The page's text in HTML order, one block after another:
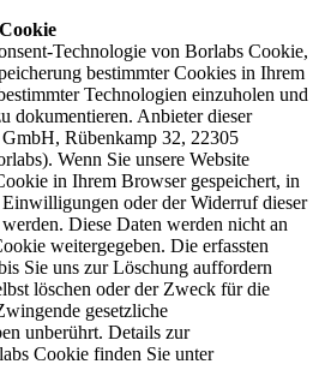
Technologie von Borlabs Cookie,
bestimmter Cookies in Ihrem
Technologien einzuholen und
dokumentieren. Anbieter dieser
Rübenkamp 32, 22305
Wenn Sie unsere Website
in Ihrem Browser gespeichert, in
oder der Widerruf dieser
Diese Daten werden nicht an
weitergegeben. Die erfassten
Sie uns zur Löschung auffordern
löschen oder der Zweck für die
gesetzliche
unberührt. Details zur
Cookie finden Sie unter